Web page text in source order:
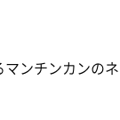
ンチンカンのネ